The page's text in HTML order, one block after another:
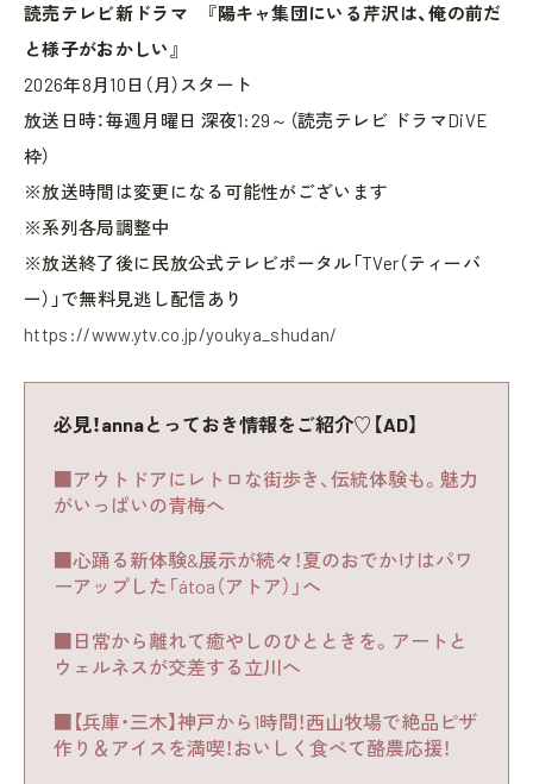
読売テレビ新ドラマ 『陽キャ集団にいる芹沢は、俺の前だ
と様子がおかしい』
2026年8月10日（月）スタート
放送日時：毎週月曜日 深夜1:29～（読売テレビ ドラマDiVE
枠）
※放送時間は変更になる可能性がございます
※系列各局調整中
※放送終了後に民放公式テレビポータル「TVer（ティーバ
ー）」で無料見逃し配信あり
https://www.ytv.co.jp/youkya_shudan/
必見！annaとっておき情報をご紹介♡【AD】
■アウトドアにレトロな街歩き、伝統体験も。魅力
がいっぱいの青梅へ
■心踊る新体験&展示が続々！夏のおでかけはパワ
ーアップした「átoa（アトア）」へ
■日常から離れて癒やしのひとときを。アートと
ウェルネスが交差する立川へ
■【兵庫・三木】神戸から1時間！西山牧場で絶品ピザ
作り＆アイスを満喫！おいしく食べて酪農応援！